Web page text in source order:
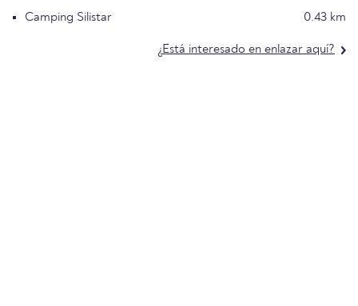
Camping Silistar 0.43 km
¿Está interesado en enlazar aquí?